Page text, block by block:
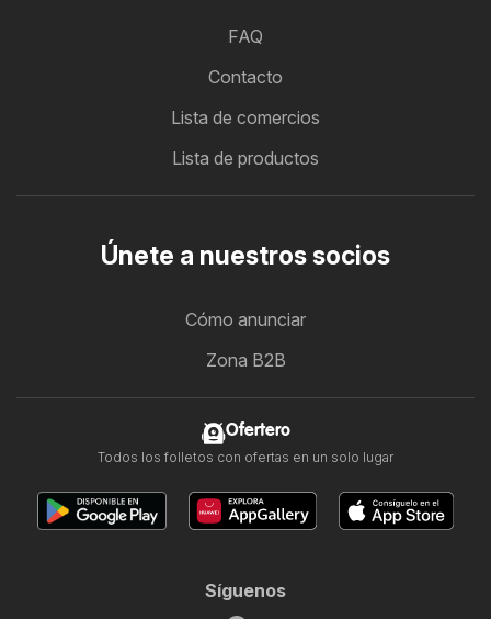
FAQ
Contacto
Lista de comercios
Lista de productos
Únete a nuestros socios
Cómo anunciar
Zona B2B
Ofertero
Todos los folletos con ofertas en un solo lugar
Síguenos